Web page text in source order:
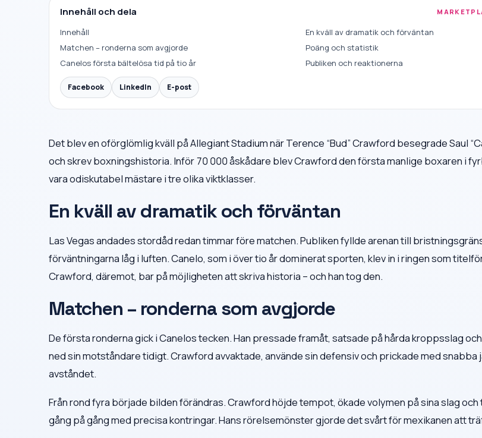
Innehåll och dela
Innehåll
En kväll av dramatik och förväntan
Matchen – ronderna som avgjorde
Poäng och statistik
Canelos första bältelösa tid på tio år
Publiken och reaktionerna
Facebook LinkedIn E-post
Det blev en oförglömlig kväll på Allegiant Stadium när Terence “Bud” Crawford besegrade Saul
och skrev boxningshistoria. Inför 70 000 åskådare blev Crawford den första manlige boxaren i
vara odiskutabel mästare i tre olika viktklasser.
En kväll av dramatik och förväntan
Las Vegas andades stordåd redan timmar före matchen. Publiken fyllde arenan till
förväntningarna låg i luften. Canelo, som i över tio år dominerat sporten, klev in i ringen som
Crawford, däremot, bar på möjligheten att skriva historia – och han tog den.
Matchen – ronderna som avgjorde
De första ronderna gick i Canelos tecken. Han pressade framåt, satsade på hårda kroppsslag
ned sin motståndare tidigt. Crawford avvaktade, använde sin defensiv och prickade med snabba
avståndet.
Från rond fyra började bilden förändras. Crawford höjde tempot, ökade volymen på sina slag
gång på gång med precisa kontringar. Hans rörelsemönster gjorde det svårt för mexikanen att